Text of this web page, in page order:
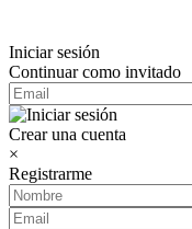
Iniciar sesión
Continuar como invitado
Crear una cuenta
×
Registrarme